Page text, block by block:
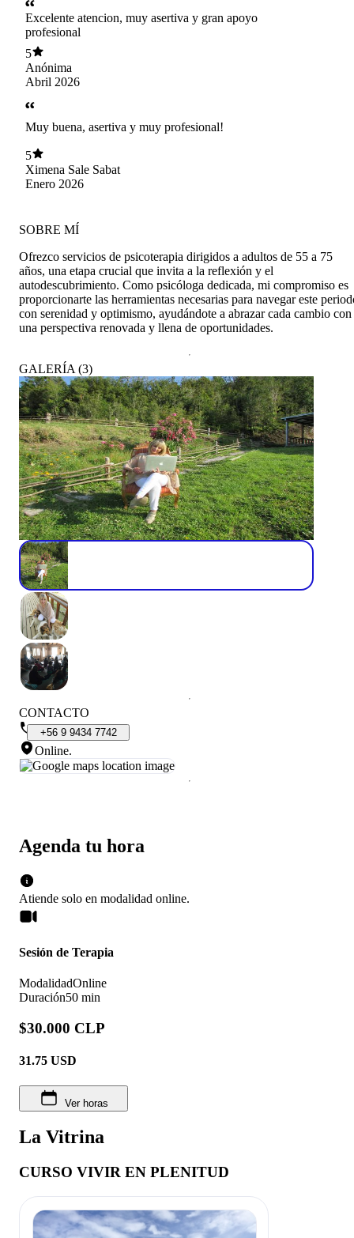
Excelente atencion, muy asertiva y gran apoyo
profesional
5
Anónima
Abril 2026
Muy buena, asertiva y muy profesional!
5
Ximena Sale Sabat
Enero 2026
Agenda tu hora
Atiende solo en modalidad online.
Sesión de Terapia
ModalidadOnline
Duración50 min
$30.000 CLP
31.75 USD
Ver horas
La Vitrina
CURSO VIVIR EN PLENITUD
SOBRE MÍ
Ofrezco servicios de psicoterapia dirigidos a adultos de 55 a 75
años, una etapa crucial que invita a la reflexión y el
autodescubrimiento. Como psicóloga dedicada, mi compromiso es
proporcionarte las herramientas necesarias para navegar este
con serenidad y optimismo, ayudándote a abrazar cada cambio con
una perspectiva renovada y llena de oportunidades.
GALERÍA (3)
CONTACTO
+56 9 9434 7742
Online.